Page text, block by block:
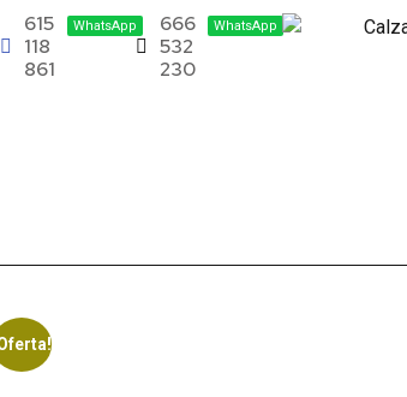
615
118
861
WhatsApp
666
532
230
WhatsApp